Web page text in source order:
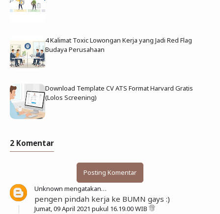
4 Kalimat Toxic Lowongan Kerja yang Jadi Red Flag
Budaya Perusahaan
Download Template CV ATS Format Harvard Gratis
(Lolos Screening)
2 Komentar
Posting Komentar
Unknown mengatakan…
pengen pindah kerja ke BUMN gays :)
Jumat, 09 April 2021 pukul 16.19.00 WIB